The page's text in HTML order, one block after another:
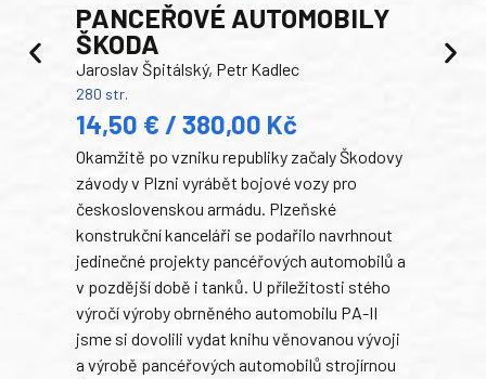
PANCEŘOVÉ AUTOMOBILY
ŠKODA
Jaroslav Špitálský, Petr Kadlec
280 str.
14,50 € / 380,00 Kč
Okamžitě po vzniku republiky začaly Škodovy
závody v Plzni vyrábět bojové vozy pro
československou armádu. Plzeňské
konstrukční kanceláři se podařilo navrhnout
jedinečné projekty pancéřových automobilů a
v pozdější době i tanků. U příležitosti stého
výročí výroby obrněného automobilu PA-II
jsme si dovolili vydat knihu věnovanou vývoji
a výrobě pancéřových automobilů strojírnou